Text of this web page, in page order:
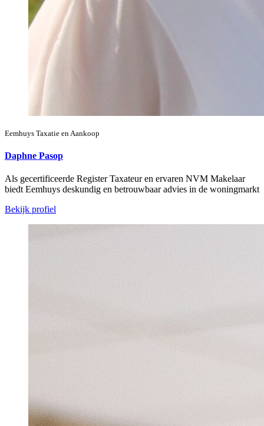
Eemhuys Taxatie en Aankoop
Daphne Pasop
Als gecertificeerde Register Taxateur en ervaren NVM Makelaar
biedt Eemhuys deskundig en betrouwbaar advies in de woningmarkt
Bekijk profiel